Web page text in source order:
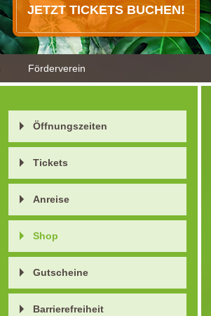
JETZT TICKETS BUCHEN!
Förderverein
Öffnungszeiten
Tickets
Anreise
Shop
Gutscheine
Barrierefreiheit